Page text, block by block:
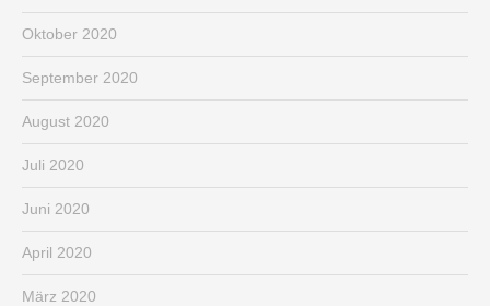
Oktober 2020
September 2020
August 2020
Juli 2020
Juni 2020
April 2020
März 2020